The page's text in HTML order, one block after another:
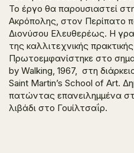
Το έργο θα παρουσιαστεί
Ακρόπολης, στον Περίπατο
Διονύσου Ελευθερέως. Η
της καλλιτεχνικής
Πρωτοεμφανίστηκε στο
by Walking, 1967, στη
Saint Martin’s School of Art.
πατώντας επανειλημμένα
λιβάδι στο Γουίλτσαΐρ.